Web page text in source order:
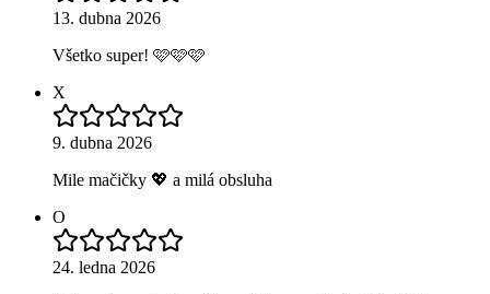
13. dubna 2026
Všetko super! 🩷🩷🩷
X
9. dubna 2026
Mile mačičky 💖 a milá obsluha
O
24. ledna 2026